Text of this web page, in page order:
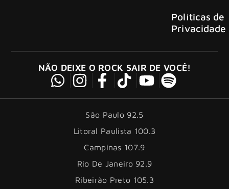
Políticas de
Privacidade
NÃO DEIXE O ROCK SAIR DE VOCÊ!
São Paulo 92.5
Litoral Paulista 100.3
Campinas 107.9
Rio De Janeiro 92.9
Ribeirão Preto 105.3